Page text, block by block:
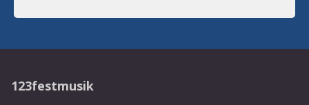
123festmusik